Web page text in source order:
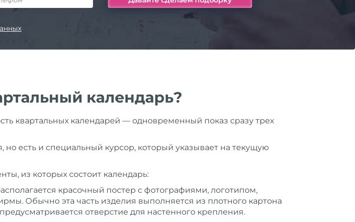
календарь?
квартальных календарей — одновременный показ сразу трех
но есть и специальный курсор, который указывает на текущую
из которых состоит календарь:
красочный постер с фотографиями, логотипом,
Обычно эта часть изделия выполняется из плотного картона
отверстие для настенного крепления.